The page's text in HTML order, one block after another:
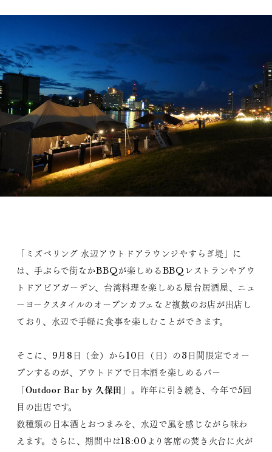
「ミズベリング 水辺アウトドアラウンジやすらぎ堤」に
は、手ぶらで街なかBBQが楽しめるBBQレストランやアウ
トドアビアガーデン、台湾料理を楽しめる屋台居酒屋、ニュ
ーヨークスタイルのオープンカフェなど複数のお店が出店し
ており、水辺で手軽に食事を楽しむことができます。
そこに、9月8日（金）から10日（日）の3日間限定でオー
プンするのが、アウトドアで日本酒を楽しめるバー
「Outdoor Bar by 久保田 」。昨年に引き続き、今年で5回
目の出店です。
数種類の日本酒とおつまみを、水辺で風を感じながら味わ
えます。さらに、期間中は18:00より客席の焚き火台に火が